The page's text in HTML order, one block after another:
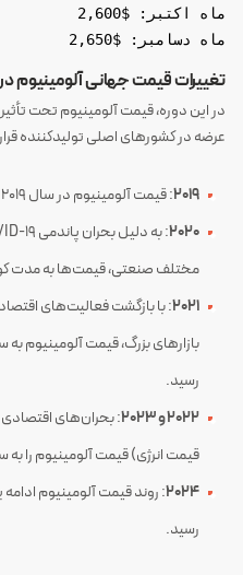
ماه اکتبر: $2,600
ماه دسامبر: $2,650
تغییرات قیمت جهانی آلومینیوم در پنج
در این دوره، قیمت آلومینیوم تحت
عرضه در کشورهای اصلی تولیدکننده
2019: قیمت آلومینیوم در سال 2019 در حدود $1,800 تا $2,000 در هر تن بود.
2020
مختلف صنعتی، قیمت‌ها به مدت
2021: با بازگشت فعالیت‌های
رسید.
2022 و 2023
: بحران‌های
قیمت انرژی) قیمت آلومینیوم را به سطح
2024
رسید.